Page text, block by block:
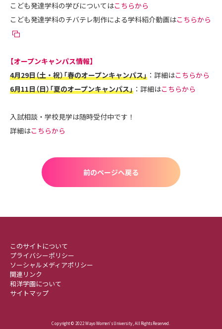
こども発達学科の学びについてはこちらから
こども発達学科のチバテレ制作による学科紹介動画はこちらから
【オープンキャンパス情報】
4月29日（土・祝）「春のオープンキャンパス」 ：詳細はこちらから
6月11日（日）「夏のオープンキャンパス」 ：詳細はこちらから
入試相談・学校見学は随時受付中です！
詳細はこちらから
前のページへ戻る
このサイトについて
プライバシーポリシー
ソーシャルメディアポリシー
関連リンク
和洋学園について
サイトマップ
Copyright © 2022 Wayo Women's University , All Rights Reserved.